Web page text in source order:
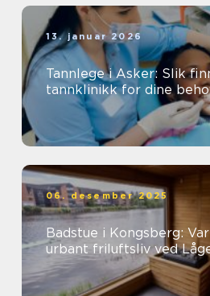
13. januar 2026
Tannlege i Asker: Slik
tannklinikk for dine
06. desember 2025
Badstue i Kongsberg:
urbant friluftsliv ved